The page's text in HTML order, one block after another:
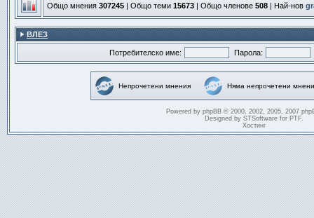
Общо мнения 307245 | Общо теми 15673 | Общо членове 508 | Най-нов
ВЛЕЗ
Потребителско име: Парола:
Непрочетени мнения Няма непрочетени
Powered by phpBB© 2000, 2002, 2005, 2007
Designed by STSoftwarefor PTF.
Хостинг